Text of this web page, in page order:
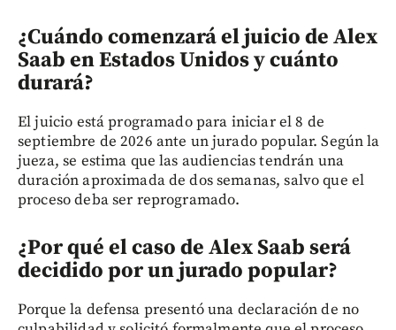
¿Cuándo comenzará el juicio de Alex
Saab en Estados Unidos y cuánto
durará?
El juicio está programado para iniciar el 8 de
septiembre de 2026 ante un jurado popular. Según la
jueza, se estima que las audiencias tendrán una
duración aproximada de dos semanas, salvo que el
proceso deba ser reprogramado.
¿Por qué el caso de Alex Saab será
decidido por un jurado popular?
Porque la defensa presentó una declaración de no